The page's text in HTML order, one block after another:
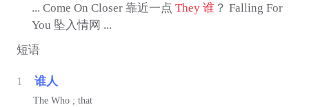
... Come On Closer 靠近一点 They 谁 ？ Falling For
You 坠入情网 ...
短语
1 谁人
The Who ; that